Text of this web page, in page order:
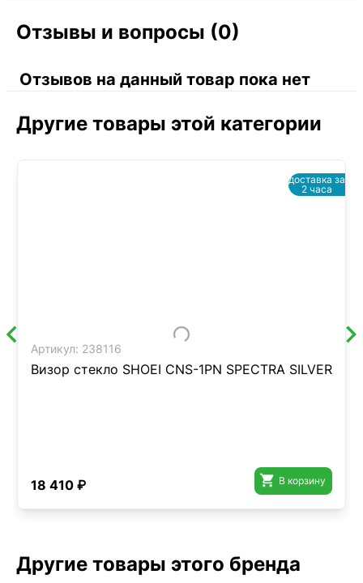
Отзывы и вопросы (0)
Отзывов на данный товар пока нет
Другие товары этой категории
Артикул: 238116
Визор стекло SHOEI CNS-1PN SPECTRA SILVER
18 410 ₽  В корзину
доставка за
2 часа
Другие товары этого бренда